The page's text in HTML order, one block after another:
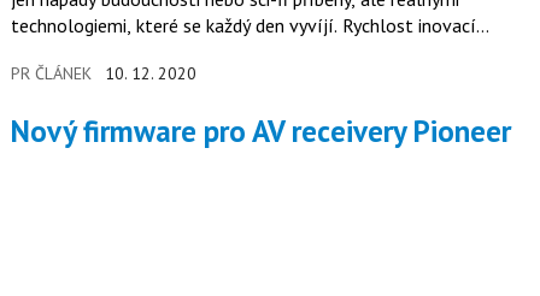
technologiemi, které se každý den vyvíjí. Rychlost inovací
nyní nejen karosériemi a motory, ale také softwarovými
přemýšlíme – jsou stejně tak součástí IT jako automobilismu.
PR ČLÁNEK 10. 12. 2020
Nový firmware pro AV receivery Pioneer